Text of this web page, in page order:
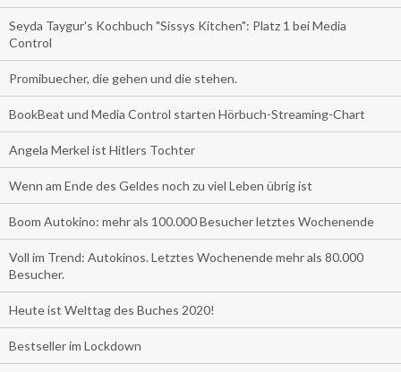
Seyda Taygur's Kochbuch "Sissys Kitchen": Platz 1 bei Media
Control
Promibuecher, die gehen und die stehen.
BookBeat und Media Control starten Hörbuch-Streaming-Chart
Angela Merkel ist Hitlers Tochter
Wenn am Ende des Geldes noch zu viel Leben übrig ist
Boom Autokino: mehr als 100.000 Besucher letztes Wochenende
Voll im Trend: Autokinos. Letztes Wochenende mehr als 80.000
Besucher.
Heute ist Welttag des Buches 2020!
Bestseller im Lockdown